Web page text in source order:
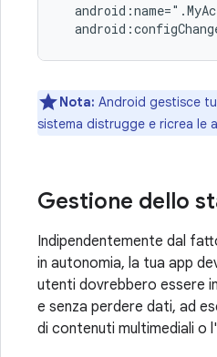
Nota: Android gestisce
sistema distrugge e ricrea le
Gestione dello
Indipendentemente dal
in autonomia, la tua app
utenti dovrebbero essere
e senza perdere dati, ad
di contenuti multimediali o